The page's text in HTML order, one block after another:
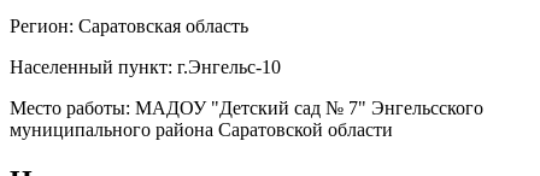
Регион: Саратовская область
Населенный пункт: г.Энгельс-10
Место работы: МАДОУ "Детский сад № 7" Энгельсского
муниципального района Саратовской области